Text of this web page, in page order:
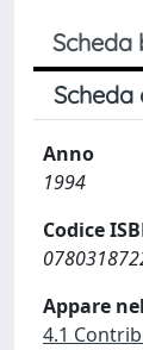
Scheda
Scheda
Anno
1994
Codice
Appare
4.1